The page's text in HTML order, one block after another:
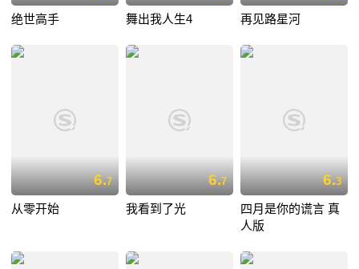
绝世高手 舞出我人生4 再见路星河
6.7
从零开始
6.7
我看到了光
6.3
四月是你的谎言 真
人版